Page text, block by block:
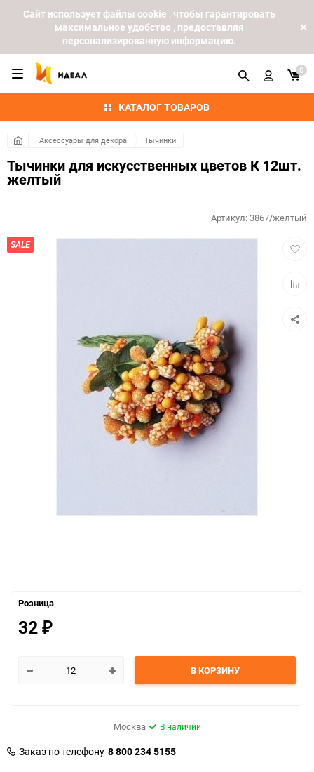
Cайт использует файлы cookie , чтобы гарантировать
максимальное удобство , предоставляя
персонализированную информацию.
КАТАЛОГ ТОВАРОВ
0
Аксессуары для декора Тычинки
Тычинки для искусственных цветов К 12шт.
желтый
SALE
Артикул:3867/желтый
Розница
32 ₽
В КОРЗИНУ
Москва В наличии
Заказ по телефону 8 800 234 5155